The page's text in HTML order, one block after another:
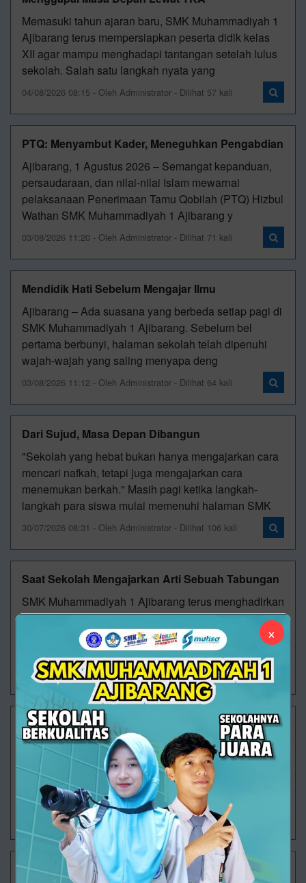
Memasuki tahun ajaran baru, SMK Muhammadiyah 1
Ajibarang terus mempersiapkan peserta didik kelas
XII agar mampu menghadapi tantangan setelah lulus
sekolah. Salah satu langkah nyata yang
04/08/2026 08:15 - Oleh Administrator - Dilihat 57 kali
PTQ: Menyambut Kader, Meneguhkan Pengabdian
Ajibarang, 1 Agustus 2026 – Semangat kepanduan,
persaudaraan, dan nilai-nilai Islam mewarnai
pelaksanaan Penerimaan Tamu Qobilah (PTQ) Hizbul
Wathan SMK Muhammadiyah 1 Ajibarang y
03/08/2026 11:20 - Oleh Administrator - Dilihat 71 kali
Mendidik Hati Sebelum Mengajar Ilmu
Ajibarang – Ada suasana yang berbeda setiap pagi di
SMK Muhammadiyah 1 Ajibarang. Sebelum bel
pertama berbunyi, halaman sekolah telah dipenuhi
wajah-wajah yang saling menyapa deng
03/08/2026 11:12 - Oleh Administrator - Dilihat 64 kali
Dari Sujud, Masa Depan Dibangun
"Sekolah yang hebat bukan hanya mengajarkan cara
mencari nafkah, tetapi juga mengajarkan cara
menemukan berkah." Masih pagi ketika langkah-
langkah para siswa mulai memenuhi halaman SMK
30/07/2026 08:31 - Oleh Administrator - Dilihat 106 kali
Saat Sekolah Mengajarkan Arti Sebuah Tabungan
SMK Muhammadiyah 1 Ajibarang terus menghadirkan
berbagai program yang tidak hanya berfokus pada
pencapaian akademik, tetapi juga membentuk
karakter dan kecakapan hidup peserta didik. Sa
30/07/2026 08:17 - Oleh Administrator - Dilihat 90 kali
Langkah Besar Dimulai
Ajibarang – Semangat baru mengawali aktivitas
pembelajaran di SMK Muhammadiyah 1 Ajibarang
pada Senin (20/7/2026). Untuk pertama kalinya
setelah rangkaian Masa Pengenalan Lingkung
29/07/2026 13:38 - Oleh Administrator - Dilihat 89 kali
Langkah Pertama ARVISTAR Menuju Masa Depan
×